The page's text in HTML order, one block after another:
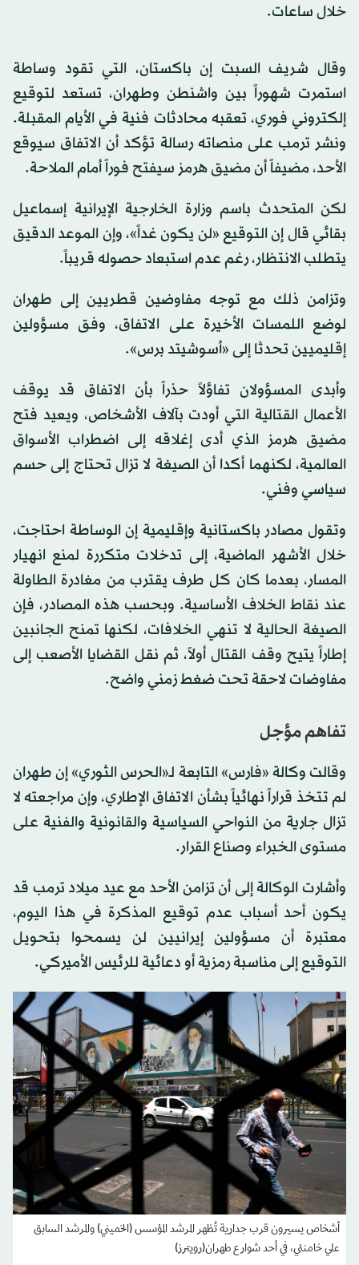
خلال ساعات.
وقال شريف السبت إن باكستان، التي تقود وساطة
استمرت شهوراً بين واشنطن وطهران، تستعد لتوقيع
إلكتروني فوري، تعقبه محادثات فنية في الأيام المقبلة.
ونشر ترمب على منصاته رسالة تؤكد أن الاتفاق سيوقع
الأحد، مضيفاً أن مضيق هرمز سيفتح فوراً أمام الملاحة.
لكن المتحدث باسم وزارة الخارجية الإيرانية إسماعيل
بقائي قال إن التوقيع «لن يكون غداً»، وإن الموعد الدقيق
يتطلب الانتظار، رغم عدم استبعاد حصوله قريباً.
وتزامن ذلك مع توجه مفاوضين قطريين إلى طهران
لوضع اللمسات الأخيرة على الاتفاق، وفق مسؤولين
إقليميين تحدثا إلى «أسوشيتد برس».
وأبدى المسؤولان تفاؤلاً حذراً بأن الاتفاق قد يوقف
الأعمال القتالية التي أودت بآلاف الأشخاص، ويعيد فتح
مضيق هرمز الذي أدى إغلاقه إلى اضطراب الأسواق
العالمية، لكنهما أكدا أن الصيغة لا تزال تحتاج إلى حسم
سياسي وفني.
وتقول مصادر باكستانية وإقليمية إن الوساطة احتاجت،
خلال الأشهر الماضية، إلى تدخلات متكررة لمنع انهيار
المسار، بعدما كان كل طرف يقترب من مغادرة الطاولة
عند نقاط الخلاف الأساسية. وبحسب هذه المصادر، فإن
الصيغة الحالية لا تنهي الخلافات، لكنها تمنح الجانبين
إطاراً يتيح وقف القتال أولاً، ثم نقل القضايا الأصعب إلى
مفاوضات لاحقة تحت ضغط زمني واضح.
تفاهم مؤجل
وقالت وكالة «فارس» التابعة لـ«الحرس الثوري» إن طهران
لم تتخذ قراراً نهائياً بشأن الاتفاق الإطاري، وإن مراجعته لا
تزال جارية من النواحي السياسية والقانونية والفنية على
مستوى الخبراء وصناع القرار.
وأشارت الوكالة إلى أن تزامن الأحد مع عيد ميلاد ترمب قد
يكون أحد أسباب عدم توقيع المذكرة في هذا اليوم،
معتبرة أن مسؤولين إيرانيين لن يسمحوا بتحويل
التوقيع إلى مناسبة رمزية أو دعائية للرئيس الأميركي.
أشخاص يسيرون قرب جدارية تُظهر المرشد المؤسس (الخميني) والمرشد السابق
علي خامنئي، في أحد شوارع طهران(رويترز)